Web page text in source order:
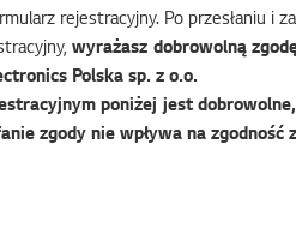
rejestracyjny. Po przesłaniu i
wyrażasz dobrowolną
Polska sp. z o.o.
poniżej jest
zgody nie wpływa na